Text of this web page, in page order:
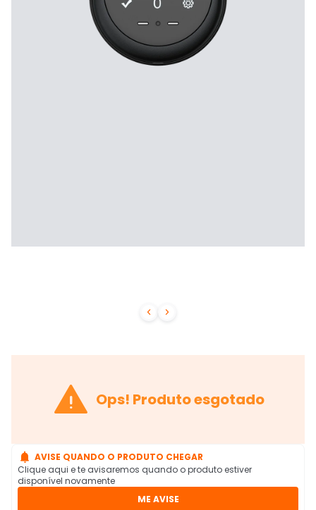
 
 Ops! Produto esgotado
 AVISE QUANDO O PRODUTO CHEGAR
Clique aqui e te avisaremos quando o produto estiver
disponível novamente
ME AVISE